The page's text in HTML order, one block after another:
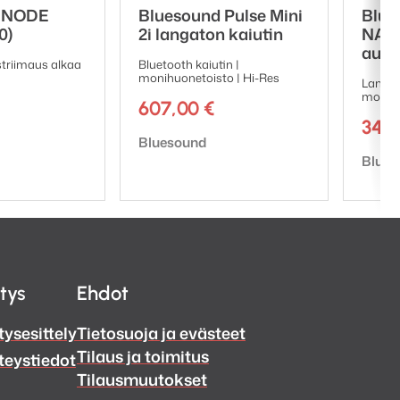
jazz,
mukana on kattava
HDMI eARC -liitännän
WiFi-, Ethernet- ja
mikä
Assistant) tai laitteen
alkaa
Bluesound Pulse Mini
2i langaton kaiutin
Bluetooth kaiutin |
monihuonetoisto | Hi-Res
607,00 €
Tuotemerkki:
Bluesound
Ehdot
Tietosuoja ja evästeet
Tilaus ja toimitus
Tilausmuutokset